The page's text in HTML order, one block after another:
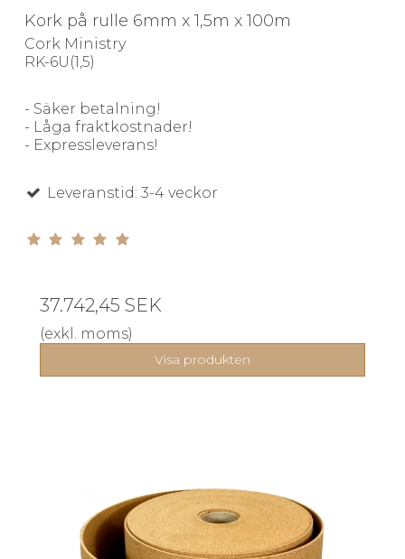
Kork på rulle 6mm x 1,5m x 100m
Cork Ministry
RK-6U(1,5)
- Säker betalning!
- Låga fraktkostnader!
- Expressleverans!
Leveranstid: 3-4 veckor
37.742,45 SEK
(exkl. moms)
Visa produkten